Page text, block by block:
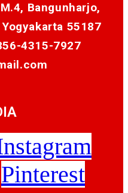
Bangunharjo,
55187
4315-7927
Pinterest